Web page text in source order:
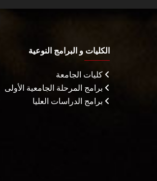
الكليات و البرامج النوعية
كليات الجامعة
برامج المرحلة الجامعية الأولى
برامج الدراسات العليا